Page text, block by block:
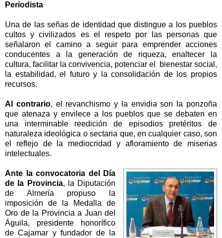
Periodista
Una de las señas de identidad que distingue a los pueblos
cultos y civilizados es el respeto por las personas que
señalaron el camino a seguir para emprender acciones
conducentes a la generación de riqueza, enaltecer la
cultura, facilitar la convivencia, potenciar el bienestar social,
la estabilidad, el futuro y la consolidación de los propios
recursos.
Al contrario, el revanchismo y la envidia son la ponzoña
que atenaza y envilece a los pueblos que se debaten en
una interminable reedición de episodios pretéritos de
naturaleza ideológica o sectaria que, en cualquier caso, son
el reflejo de la mediocridad y afloramiento de miserias
intelectuales.
Ante la convocatoria del Día
de la Provincia,
la Diputación
de Almería propuso la
imposición de
la Medalla de
Oro de la Provincia a Juan del
Águila, presidente honorífico
de Cajamar y fundador de
la